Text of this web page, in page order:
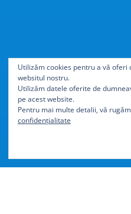
Cu40%
Utilizăm cookies pentru a vă
websitul nostru.
Utilizăm datele oferite de
pe acest website.
Pentru mai multe detalii, vă
confidențialitate